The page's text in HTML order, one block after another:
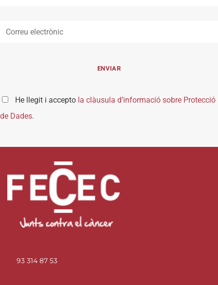
He llegit i accepto la clàusula d’informació sobre Protecció
de Dades.
93 314 87 53